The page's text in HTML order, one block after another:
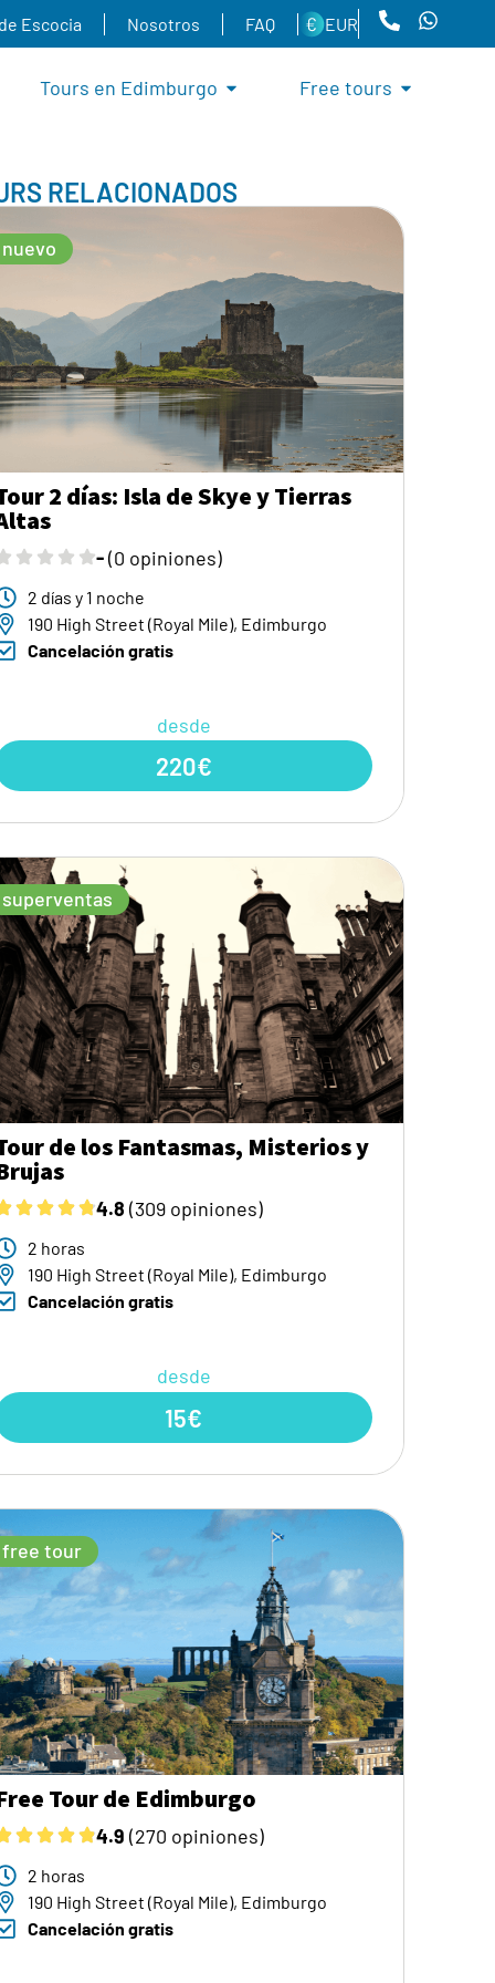
Escocia Nosotros FAQ EUR
Tours en Edimburgo Free tours
RELACIONADOS
nuevo
2 días: Isla de Skye y Tierras
-(0 opiniones)
2 días y 1 noche
190 High Street (Royal Mile), Edimburgo
Cancelación gratis
desde
220€
superventas
de los Fantasmas, Misterios y
4.8 (309 opiniones)
2 horas
190 High Street (Royal Mile), Edimburgo
Cancelación gratis
desde
15€
free tour
Tour de Edimburgo
4.9 (270 opiniones)
2 horas
190 High Street (Royal Mile), Edimburgo
Cancelación gratis